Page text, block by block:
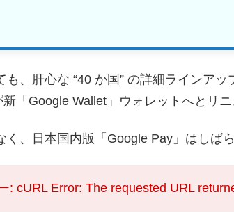
も、肝心な “40 か国” の詳細ラインア
新「Google Wallet」ウォレットへとリ
く、日本国内版「Google Pay」はしば
: cURL Error: The requested URL